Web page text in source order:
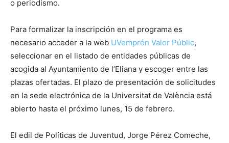
o periodismo.
Para formalizar la inscripción en el programa es
necesario acceder a la web UVemprén Valor Públic,
seleccionar en el listado de entidades públicas de
acogida al Ayuntamiento de l’Eliana y escoger entre las
plazas ofertadas. El plazo de presentación de solicitudes
en la sede electrónica de la Universitat de València está
abierto hasta el próximo lunes, 15 de febrero.
El edil de Políticas de Juventud, Jorge Pérez Comeche,